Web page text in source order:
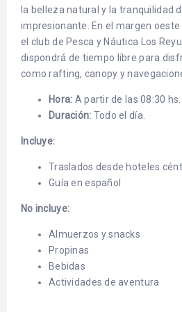
la belleza natural y la tranquilidad
impresionante. En el margen
el club de Pesca y Náutica Los
dispondrá de tiempo libre para
como rafting, canopy y
Hora: A partir de las 08:30 hs.
Duración: Todo el día.
Incluye:
Traslados desde hoteles
Guía en español
No incluye:
Almuerzos y snacks
Propinas
Bebidas
Actividades de aventura